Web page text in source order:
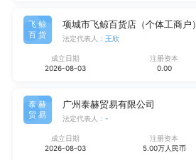
飞鲸
百货
项城市飞鲸百货店（个体工商户）
法定代表人： 王欣
成立日期
2026-08-03
注册资本
0.00
泰赫
贸易
广州泰赫贸易有限公司
法定代表人： -
成立日期
2026-08-03
注册资本
5.00万人民币